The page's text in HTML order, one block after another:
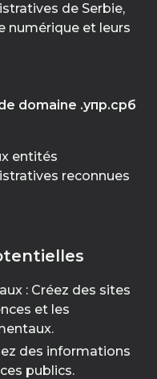
de Serbie,
numérique et leurs
domaine .упр.срб
entités
reconnues
: Créez des sites
et les
des informations
publics.